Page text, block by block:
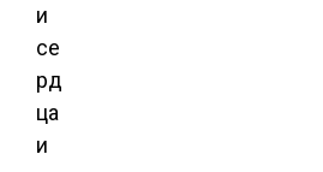
и
се
рд
ца
и